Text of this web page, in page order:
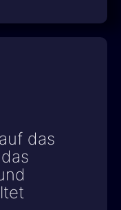
das